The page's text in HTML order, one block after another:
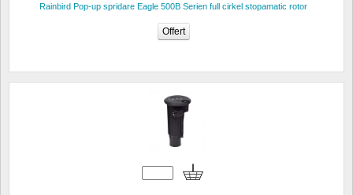
Rainbird Pop-up spridare Eagle 500B Serien full cirkel stopamatic rotor